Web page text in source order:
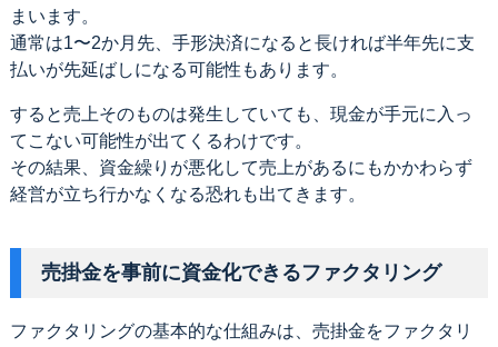
まいます。
通常は1〜2か月先、手形決済になると長ければ半年先に支
払いが先延ばしになる可能性もあります。
すると売上そのものは発生していても、現金が手元に入っ
てこない可能性が出てくるわけです。
その結果、資金繰りが悪化して売上があるにもかかわらず
経営が立ち行かなくなる恐れも出てきます。
売掛金を事前に資金化できるファクタリング
ファクタリングの基本的な仕組みは、売掛金をファクタリ